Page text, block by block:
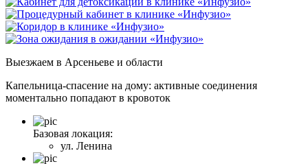
Выезжаем в Арсеньеве и области
Капельница-спасение на дому: активные соединения
моментально попадают в кровоток
Базовая локация:
ул. Ленина